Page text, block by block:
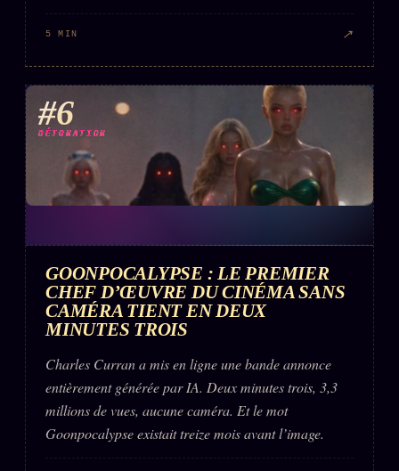
5 MIN ↗
#6
DÉTONATION
GOONPOCALYPSE : LE PREMIER
CHEF D’ŒUVRE DU CINÉMA SANS
CAMÉRA TIENT EN DEUX
MINUTES TROIS
Charles Curran a mis en ligne une bande annonce
entièrement générée par IA. Deux minutes trois, 3,3
millions de vues, aucune caméra. Et le mot
Goonpocalypse existait treize mois avant l’image.